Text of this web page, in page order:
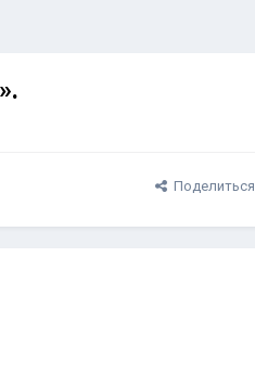
Поделиться